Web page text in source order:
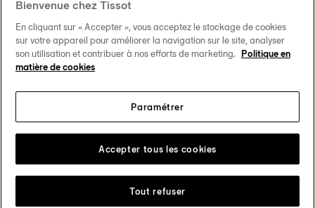
Nos engagements
Suivez-nous sur les réseaux sociaux
Changer de pays Tissot Copyrights 2026
Bienvenue chez Tissot
En cliquant sur « Accepter », vous acceptez le stockage de cookies
sur votre appareil pour améliorer la navigation sur le site, analyser
son utilisation et contribuer à nos efforts de marketing. Politique en
matière de cookies
Paramétrer
Tout refuser
Accepter tous les cookies